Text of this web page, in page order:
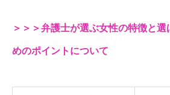
＞＞＞弁護士が選ぶ女性の特徴と
めのポイントについて